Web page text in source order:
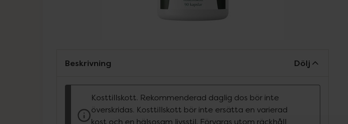
Beskrivning Dölj
Kosttillskott. Rekommenderad daglig dos bör inte
överskridas. Kosttillskott bör inte ersätta en varierad
kost och en hälsosam livsstil. Förvaras utom räckhåll